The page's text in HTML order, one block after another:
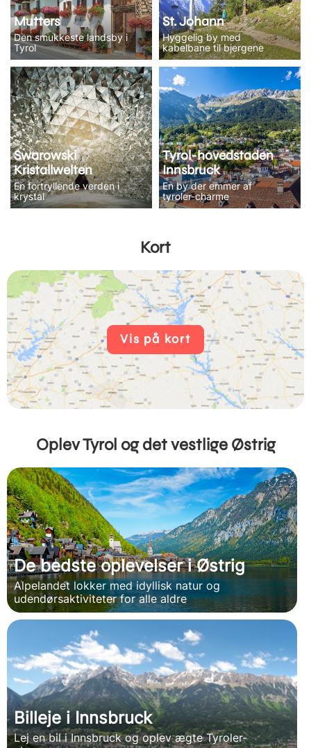
Mutters
Den smukkeste landsby i
Tyrol
St. Johann
Hyggelig by med
kabelbane til bjergene
Swarowski
Kristallwelten
En fortryllende verden i
krystal
Tyrol-hovedstaden
Innsbruck
En by der emmer af
tyroler-charme
Kort
Vis på kort
Oplev Tyrol og det vestlige Østrig
De bedste oplevelser i Østrig
Alpelandet lokker med idyllisk natur og
udendørsaktiviteter for alle aldre
Billeje i Innsbruck
Lej en bil i Innsbruck og oplev ægte Tyroler-